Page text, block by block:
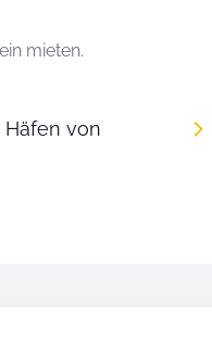
mieten.
von